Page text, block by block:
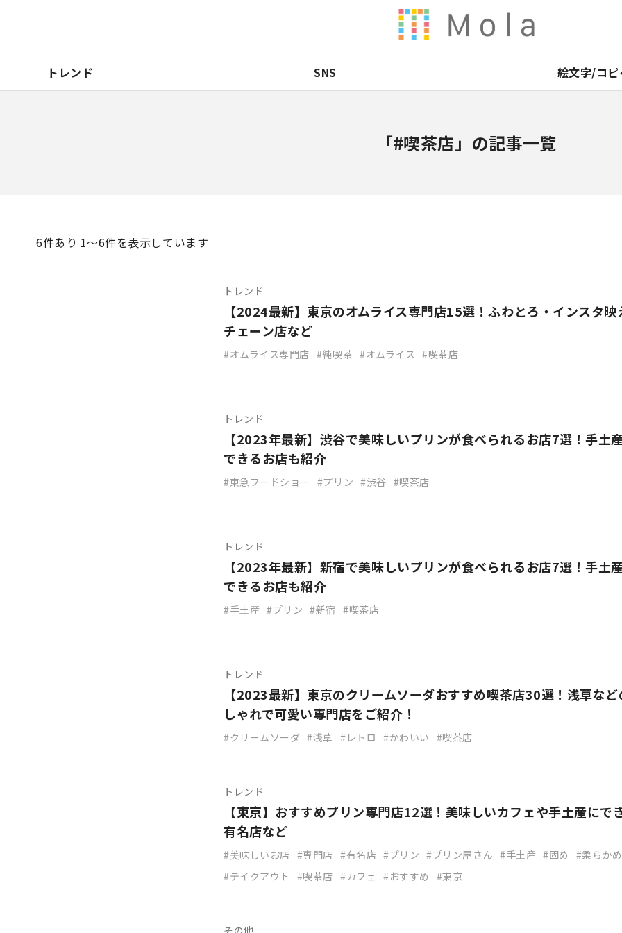
トレンド SNS 絵文字/コピ
「#喫茶店」の記事一覧
6件あり 1〜6件を表示しています
トレンド
【2024最新】東京のオムライス専門店15選！ふわとろ・インスタ映
チェーン店など
オムライス専門店 純喫茶 オムライス 喫茶店
トレンド
【2023年最新】渋谷で美味しいプリンが食べられるお店7選！手土
できるお店も紹介
東急フードショー プリン 渋谷 喫茶店
トレンド
【2023年最新】新宿で美味しいプリンが食べられるお店7選！手土
できるお店も紹介
手土産 プリン 新宿 喫茶店
トレンド
【2023最新】東京のクリームソーダおすすめ喫茶店30選！浅草など
しゃれで可愛い専門店をご紹介！
クリームソーダ 浅草 レトロ かわいい 喫茶店
トレンド
【東京】おすすめプリン専門店12選！美味しいカフェや手土産にで
有名店など
美味しいお店 専門店 有名店 プリン プリン屋さん 手土産 固め
柔らかめ
テイクアウト
喫茶店 カフェ おすすめ 東京
その他